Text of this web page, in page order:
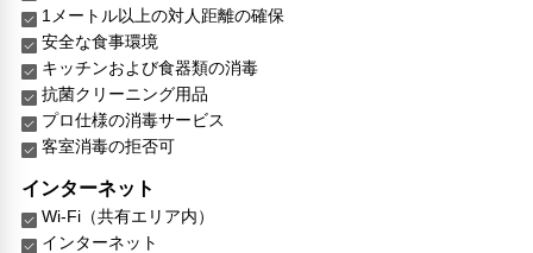
1メートル以上の対人距離の確保
安全な食事環境
キッチンおよび食器類の消毒
抗菌クリーニング用品
プロ仕様の消毒サービス
客室消毒の拒否可
インターネット
Wi-Fi（共有エリア内）
インターネット